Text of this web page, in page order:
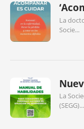
La
Socie...
La
(SEGG)...